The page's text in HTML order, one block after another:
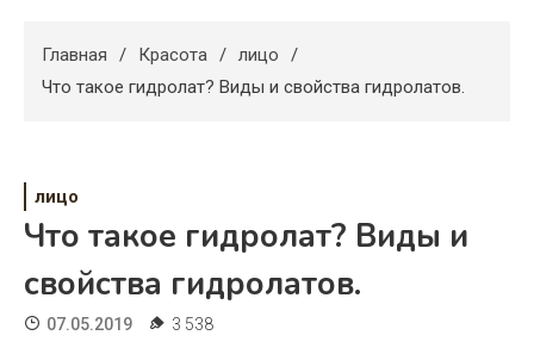
Худеем
Свадьба
Жизнь
Главная Красота
лицо
Что такое гидролат? Виды и свойства гидролатов.
лицо
Что такое гидролат? Виды и
свойства гидролатов.
07.05.2019 3 538